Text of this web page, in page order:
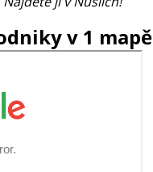
v 1 mapě